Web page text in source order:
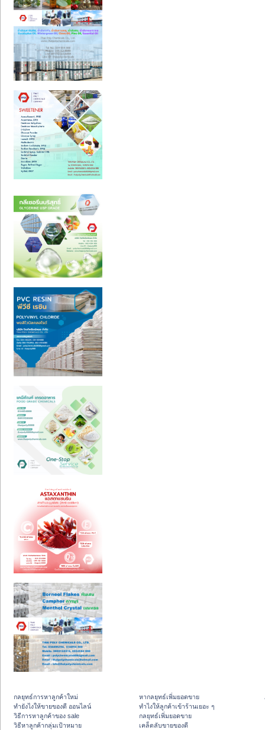
กลยุทธ์การหาลูกค้าใหม่
ทํายังไงให้ขายของดี ออนไลน์
วิธีการหาลูกค้าของ sale
วิธีหาลูกค้ากลุ่มเป้าหมาย
หากลยุทธ์เพิ่มยอดขาย
ทําไงให้ลูกค้าเข้าร้านเยอะ ๆ
กลยุทธ์เพิ่มยอดขาย
เคล็ดลับขายของดี